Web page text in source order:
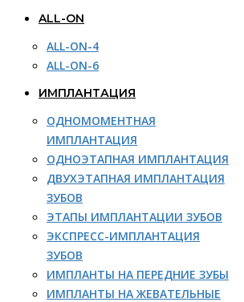
ALL-ON
ALL-ON-4
ALL-ON-6
ИМПЛАНТАЦИЯ
ОДНОМОМЕНТНАЯ
ИМПЛАНТАЦИЯ
ОДНОЭТАПНАЯ ИМПЛАНТАЦИЯ
ДВУХЭТАПНАЯ ИМПЛАНТАЦИЯ
ЗУБОВ
ЭТАПЫ ИМПЛАНТАЦИИ ЗУБОВ
ЭКСПРЕСС-ИМПЛАНТАЦИЯ
ЗУБОВ
ИМПЛАНТЫ НА ПЕРЕДНИЕ ЗУБЫ
ИМПЛАНТЫ НА ЖЕВАТЕЛЬНЫЕ